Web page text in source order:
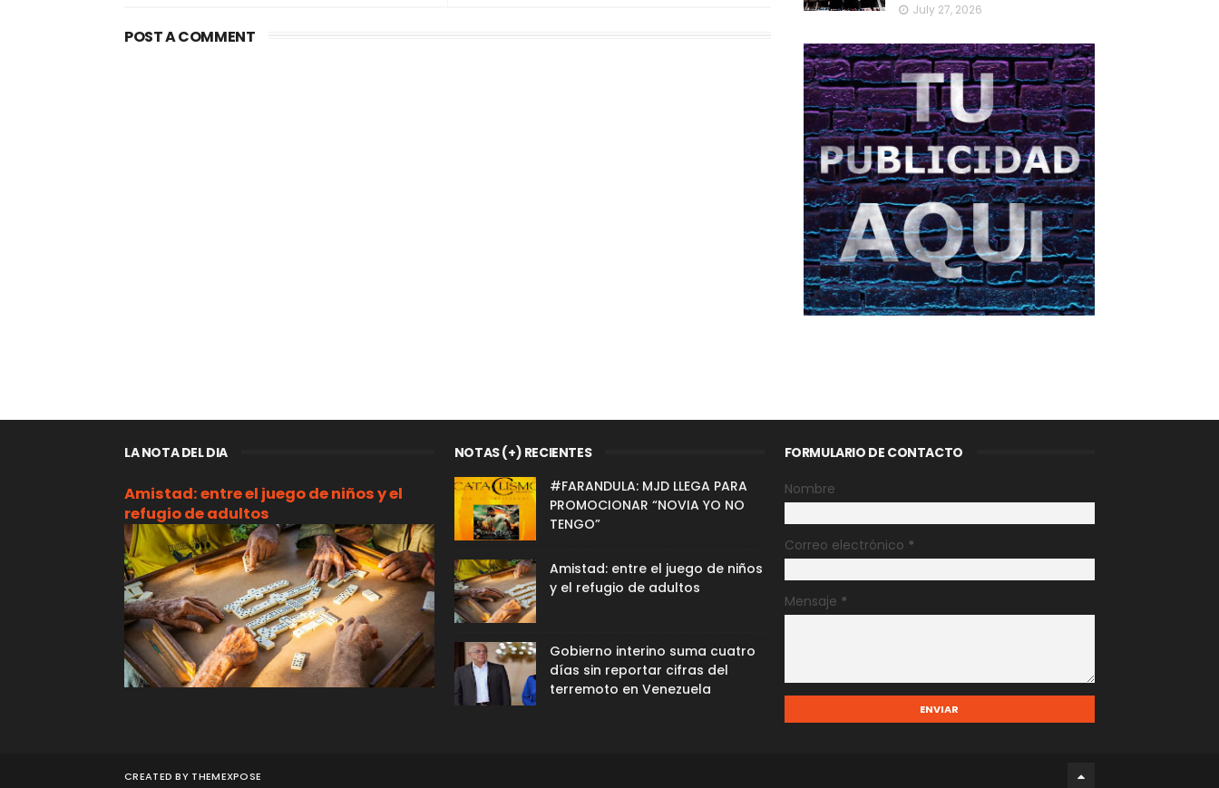
POST A COMMENT
July 27, 2026
LA NOTA DEL DIA
Amistad: entre el juego de niños y el
refugio de adultos
NOTAS (+) RECIENTES
#FARANDULA: MJD LLEGA PARA
PROMOCIONAR “NOVIA YO NO
TENGO”
Amistad: entre el juego de niños
y el refugio de adultos
Gobierno interino suma cuatro
días sin reportar cifras del
terremoto en Venezuela
FORMULARIO DE CONTACTO
Nombre
Correo electrónico *
Mensaje *
CREATED BY THEMEXPOSE